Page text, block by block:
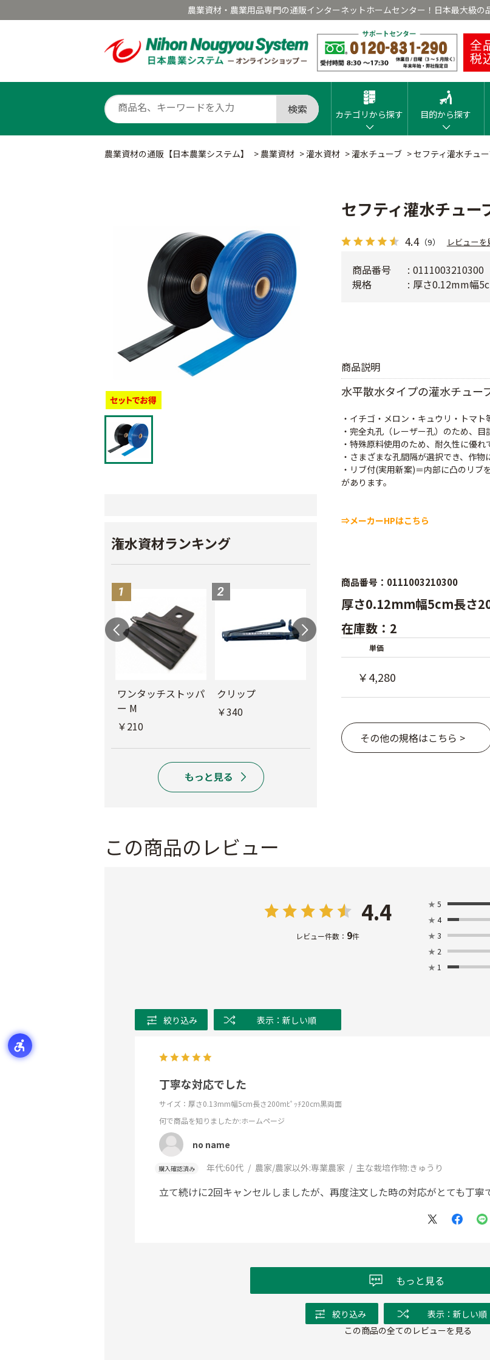
農業資材・農業用品専門の通販インターネットホームセンター！日本最大級の
全
税
検索 カテゴリから探す 目的から探す
農業資材の通販【日本農業システム】 > 農業資材 >灌水資材 >灌水チューブ >セフティ灌水チュ
潅水資材ランキング
ワンタッチストッパ
ー M
￥210
クリップ
￥340
ワンタッチニップル
￥380
スクリューニッ
セフティ灌水チュー
4.4（9） レビューを
商品説明
水平散水タイプの灌水チュー
・イチゴ・メロン・キュウリ・トマト
・完全丸孔（レーザー孔）のため、
・特殊原料使用のため、耐久性に優れ
・さまざまな孔間隔が選択でき、作物
・リブ付(実用新案)＝内部に凸のリブ
があります。
⇒メーカーHPはこちら
商品番号
0111003210300
規格
厚さ0.12mm幅
商品番号：0111003210300
厚さ0.12mm幅5cm長さ
在庫数：2
単価
￥4,280
その他の規格はこちら >
この商品のレビュー
4.4
レビュー件数： 9件
★ 5
★ 4
★ 3
★ 2
★ 1
絞り込み 表示：新しい順
丁寧な対応でした
サイズ：厚さ0.13mm幅5cm長さ200mﾋﾟｯﾁ20cm黒両面
何で商品を知りましたか:ホームページ
no name
購入確認済み 年代:60代 農家/農家以外:専業農家 主な栽培作物:きゅうり
立て続けに2回キャンセルしましたが、再度注文した時の対応がとても丁寧
もっと見る
絞り込み
表示：新しい順
この商品の全てのレビューを見る